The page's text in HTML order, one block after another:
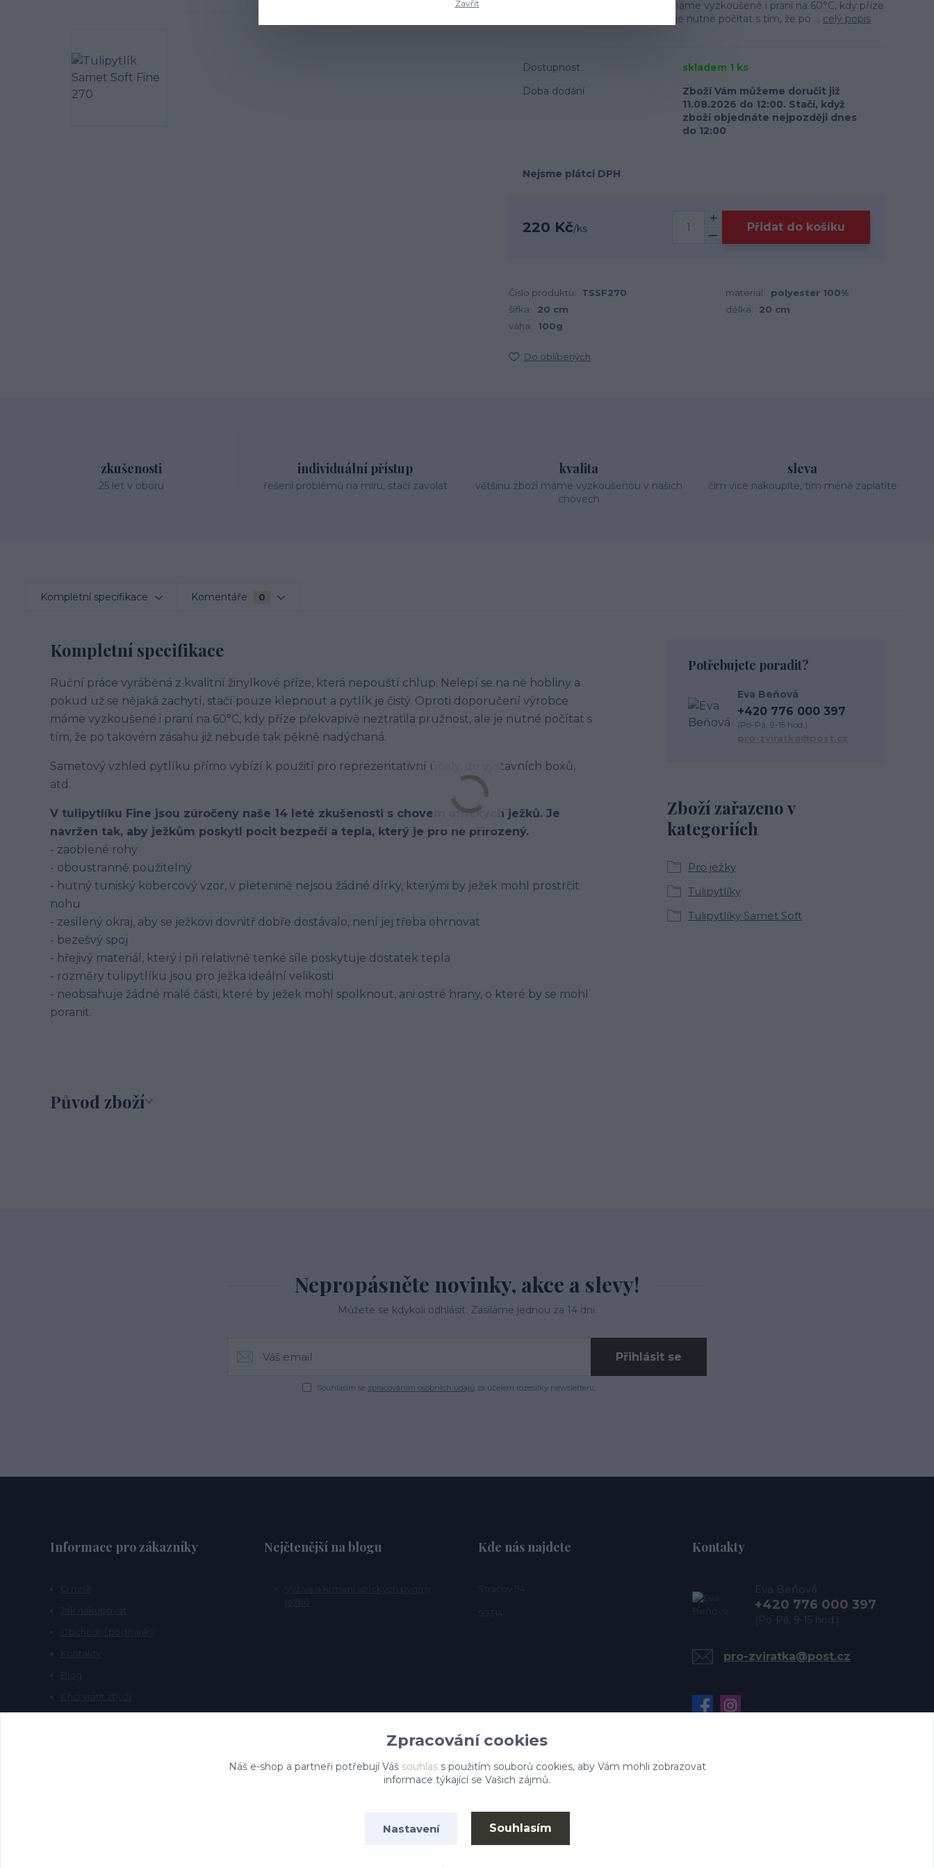
čistý. Oproti doporučení výrobce máme vyzkoušené i praní na 60°C, kdy příze
překvapivě neztratila pružnost, ale je nutné počítat s tím, že po ... celý popis
Dostupnost
skladem 1 ks
Doba dodání
Zboží Vám můžeme doručit již
11.08.2026 do 12:00. Stačí, když
zboží objednáte nejpozději dnes
do 12:00
Nejsme plátci DPH
220 Kč/ks Přidat do košíku
Číslo produktu: TSSF270 materiál:
polyester 100%
šířka:
20 cm délka:
20 cm
váha:
100g
Do oblíbených
zkušenosti
25 let v oboru
individuální přístup
řešení problémů na míru, stačí zavolat
kvalita
většinu zboží máme vyzkoušenou v našich
chovech
sleva
čím více nakoupíte, tím méně zaplatíte
Kompletní specifikace Komentáře 0
Kompletní specifikace
Ruční práce vyráběná z kvalitní žinylkové příze, která nepouští chlup. Nelepí se na ně hobliny a
pokud už se nějaká zachytí, stačí pouze klepnout a pytlík je čistý. Oproti doporučení výrobce
máme vyzkoušené i praní na 60°C, kdy příze překvapivě neztratila pružnost, ale je nutné počítat s
tím, že po takovém zásahu již nebude tak pěkně nadýchaná.
Sametový vzhled pytlíku přímo vybízí k použití pro reprezentativní účely, do výstavních boxů,
atd.
V tulipytlíku Fine jsou zúročeny naše 14 leté zkušenosti s chovem afrických ježků. Je
navržen tak, aby ježkům poskytl pocit bezpečí a tepla, který je pro ně přirozený.
- zaoblené rohy
- oboustranně použitelný
- hutný tuniský kobercový vzor, v pletenině nejsou žádné dírky, kterými by ježek mohl prostrčit
nohu
- zesílený okraj, aby se ježkovi dovnitř dobře dostávalo, není jej třeba ohrnovat
- bezešvý spoj
- hřejivý materiál, který i při relativně tenké síle poskytuje dostatek tepla
- rozměry tulipytlíku jsou pro ježka ideální velikosti
- neobsahuje žádné malé části, které by ježek mohl spolknout, ani ostré hrany, o které by se mohl
poranit.
Původ zboží
Zboží zařazeno v
kategoriích
Pro ježky
Tulipytlíky
Tulipytlíky Samet Soft
Potřebujete poradit?
Eva Beňová
+420 776 000 397
(Po-Pá, 9-15 hod.)
pro-zviratka@post.cz
Nepropásněte novinky, akce a slevy!
Můžete se kdykoli odhlásit. Zasíláme jednou za 14 dní.
Přihlásit se
Souhlasím se zpracováním osobních údajů za účelem rozesílky newsletteru.
Informace pro zákazníky Nejčtenější na blogu Kde nás najdete Kontakty
Eva Beňová
+420 776 000 397
(Po-Pá, 9-15 hod.)
pro-zviratka@post.cz
Zavřít
Zpracování cookies
Náš e-shop a partneři potřebují Váš souhlass použitím souborů cookies, aby Vám mohli zobrazovat
informace týkající se Vašich zájmů.
Nastavení Souhlasím